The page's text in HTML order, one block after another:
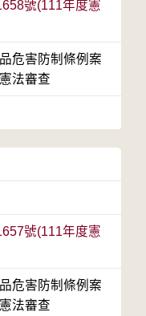
號(111年度憲
危害防制條例案
法審查
號(111年度憲
危害防制條例案
法審查